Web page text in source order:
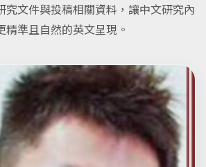
究文件與投稿相關資料，讓中文研究內
精準且自然的英文呈現。